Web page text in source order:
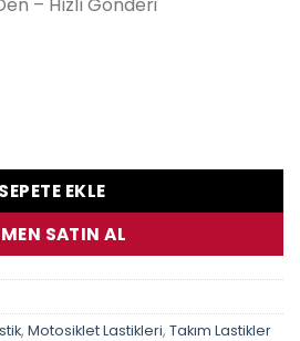
fiyat:
– Hızlı Gönderi
80-17 130/70-17 Bajaj Pulsar
SEPETE EKLE
SATIN AL
, Motosiklet Lastikleri, Takım Lastikler